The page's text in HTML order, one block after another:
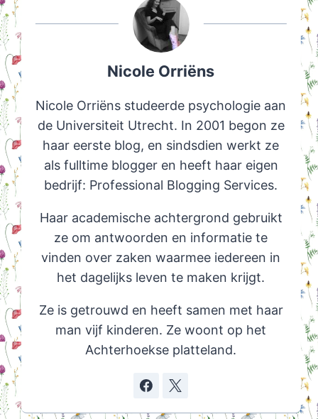
Nicole Orriëns
Nicole Orriëns studeerde psychologie aan
de Universiteit Utrecht. In 2001 begon ze
haar eerste blog, en sindsdien werkt ze
als fulltime blogger en heeft haar eigen
bedrijf: Professional Blogging Services.
Haar academische achtergrond gebruikt
ze om antwoorden en informatie te
vinden over zaken waarmee iedereen in
het dagelijks leven te maken krijgt.
Ze is getrouwd en heeft samen met haar
man vijf kinderen. Ze woont op het
Achterhoekse platteland.